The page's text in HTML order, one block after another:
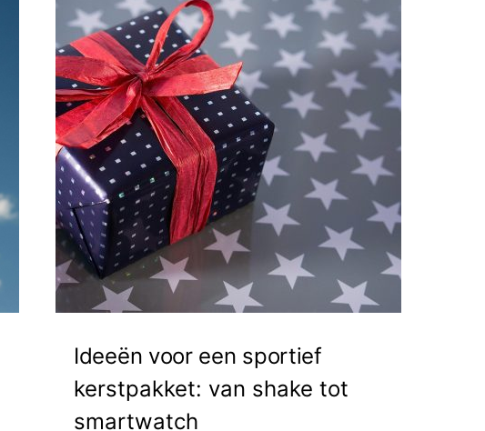
Ideeën voor een sportief
kerstpakket: van shake tot
smartwatch